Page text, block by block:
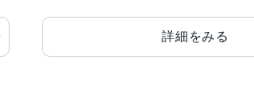
詳細をみる